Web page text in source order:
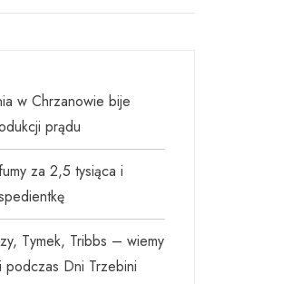
w Chrzanowie bije
prądu
za 2,5 tysiąca i
Tymek, Tribbs – wiemy
podczas Dni Trzebini